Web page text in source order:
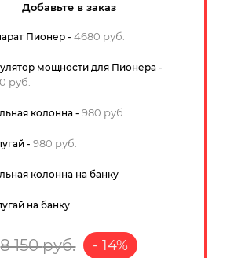
Добавьте в заказ
Пионер - 4680 руб.
мощности для Пионера -
руб.
колонна - 980 руб.
- 980 руб.
колонна на банку
на банку
8 150руб. -14%